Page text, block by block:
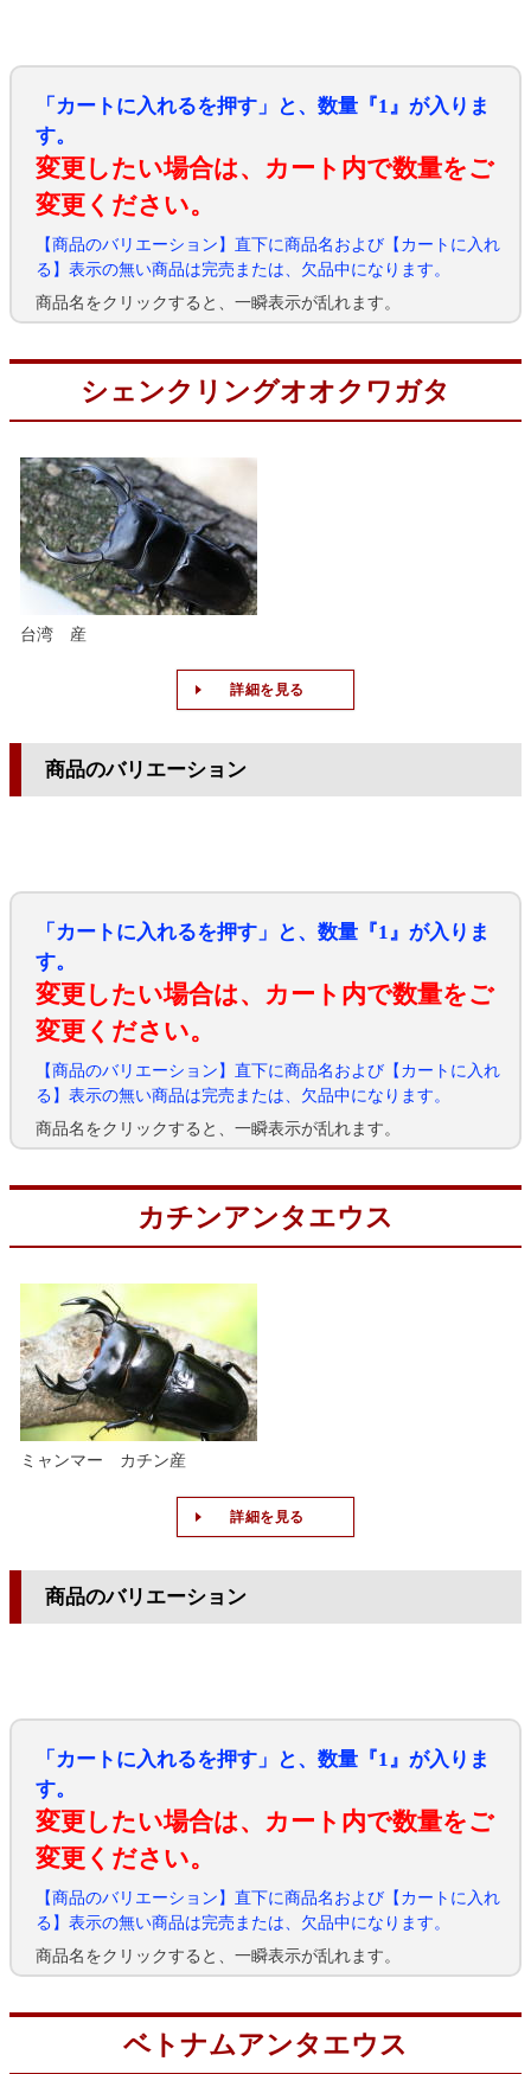
「カートに入れるを押す」と、数量『1』が入りま
す。
変更したい場合は、カート内で数量をご
変更ください。
【商品のバリエーション】直下に商品名および【カートに入れ
る】表示の無い商品は完売または、欠品中になります。
商品名をクリックすると、一瞬表示が乱れます。
シェンクリングオオクワガタ
台湾 産
詳細を見る
商品のバリエーション
「カートに入れるを押す」と、数量『1』が入りま
す。
変更したい場合は、カート内で数量をご
変更ください。
【商品のバリエーション】直下に商品名および【カートに入れ
る】表示の無い商品は完売または、欠品中になります。
商品名をクリックすると、一瞬表示が乱れます。
カチンアンタエウス
ミャンマー カチン産
詳細を見る
商品のバリエーション
「カートに入れるを押す」と、数量『1』が入りま
す。
変更したい場合は、カート内で数量をご
変更ください。
【商品のバリエーション】直下に商品名および【カートに入れ
る】表示の無い商品は完売または、欠品中になります。
商品名をクリックすると、一瞬表示が乱れます。
ベトナムアンタエウス